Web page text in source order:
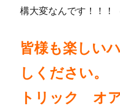
構大変なんです！！！
皆様も楽しい
しください。
トリック オ